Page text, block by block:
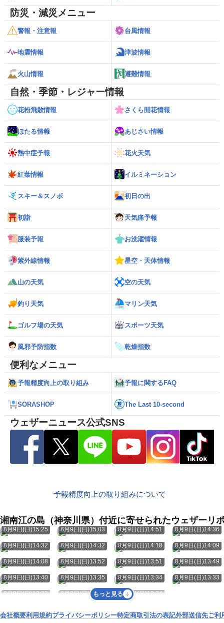
防災・減災メニュー
警報・注意報 台風情報
地震情報 津波情報
火山情報 避難情報
自然・季節・レジャー情報
花粉飛散情報 さくら開花情報
ほたる情報 あじさい情報
熱中症予報 花火天気
紅葉情報 イルミネーション
スキー＆スノボ 初日の出
初詣 天気痛予報
服装予報 お洗濯情報
紫外線情報 星空・天体情報
山の天気 空の天気
釣り天気 マリン天気
ゴルフ場の天気 スポーツ天気
風邪予防指数 乾燥指数
便利なメニュー
予報精度向上の取り組み 予報に関するFAQ
SORASHOP The Last 10-second
ウェザーニュース公式SNS
予報精度向上の取り組みについて
湘南江の島（神奈川県）付近に寄せられたウェザーリ
8月9日(日)15:25 8月9日(日)15:03 8月9日(日)14:51 8月9日(日)14:36
8月9日(日)14:32 8月9日(日)14:32 8月9日(日)14:18 8月9日(日)14:09
8月9日(日)14:08 8月9日(日)13:52 8月9日(日)13:51 8月9日(日)13:49
8月9日(日)13:40 8月9日(日)13:35 8月9日(日)13:34 8月9日(日)13:33
8月9日(日)13:33 8月9日(日)13:30 8月9日(日)13:24
もっと見る
会社概要利用規約プライバシーポリシー特定商取引法の表記外部送信先ご利